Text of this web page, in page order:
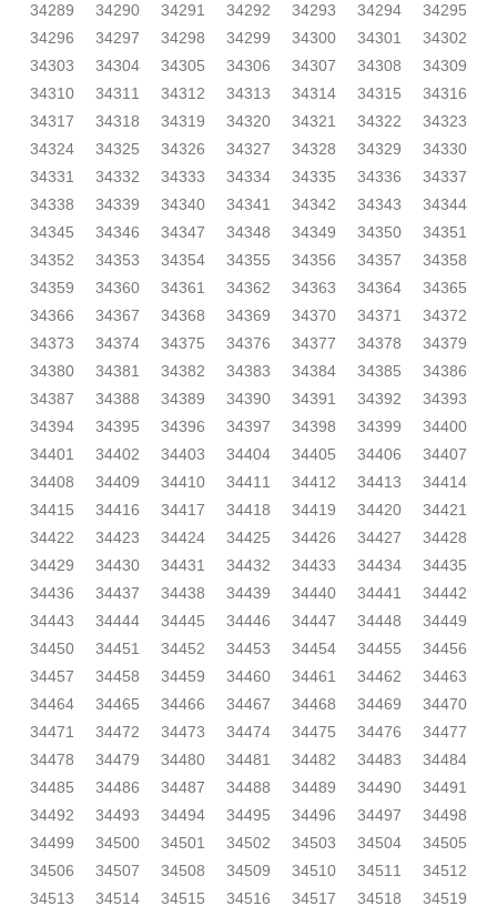
34289
34290 34291 34292 34293 34294
34295
34296
34297 34298 34299 34300 34301
34302
34303
34304 34305 34306 34307 34308
34309
34310
34311 34312 34313 34314 34315
34316
34317
34318 34319 34320 34321 34322
34323
34324
34325 34326 34327 34328 34329
34330
34331
34332 34333 34334 34335 34336
34337
34338
34339 34340 34341 34342 34343
34344
34345
34346 34347 34348 34349 34350
34351
34352
34353 34354 34355 34356 34357
34358
34359
34360 34361 34362 34363 34364
34365
34366
34367 34368 34369 34370 34371
34372
34373
34374 34375 34376 34377 34378
34379
34380
34381 34382 34383 34384 34385
34386
34387
34388 34389 34390 34391 34392
34393
34394
34395 34396 34397 34398 34399
34400
34401
34402 34403 34404 34405 34406
34407
34408
34409 34410 34411 34412 34413
34414
34415
34416 34417 34418 34419 34420
34421
34422
34423 34424 34425 34426 34427
34428
34429
34430 34431 34432 34433 34434
34435
34436
34437 34438 34439 34440 34441
34442
34443
34444 34445 34446 34447 34448
34449
34450
34451 34452 34453 34454 34455
34456
34457
34458 34459 34460 34461 34462
34463
34464
34465 34466 34467 34468 34469
34470
34471
34472 34473 34474 34475 34476
34477
34478
34479 34480 34481 34482 34483
34484
34485
34486 34487 34488 34489 34490
34491
34492
34493 34494 34495 34496 34497
34498
34499
34500 34501 34502 34503 34504
34505
34506
34507 34508 34509 34510 34511
34512
34513
34514 34515 34516 34517 34518
34519